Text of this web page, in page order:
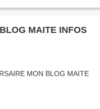
MAITE INFOS